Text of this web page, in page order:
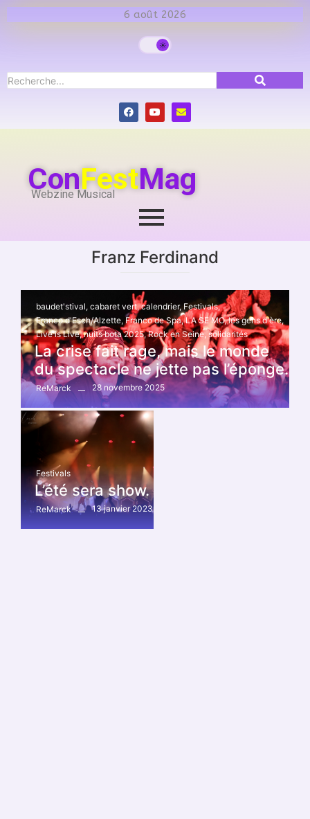
6 août 2026
ConFestMag
Webzine Musical
Franz Ferdinand
baudet'stival, cabaret vert, calendrier, Festivals,
Franco d'Esch/Alzette, Franco de Spa, LA SE MO, les gens d'ère,
Live is Live, nuits bota 2025, Rock en Seine, solidarités
La crise fait rage, mais le monde
du spectacle ne jette pas l’éponge.
ReMarck 28 novembre 2025
Festivals
L’été sera show.
ReMarck 13 janvier 2023